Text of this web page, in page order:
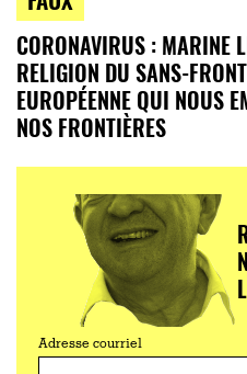
CORONAVIRUS : MARINE
RELIGION DU SANS-
EUROPÉENNE QUI NOUS
NOS FRONTIÈRES
Adresse courriel